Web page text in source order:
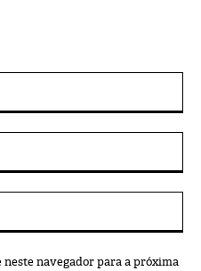
neste navegador para a próxima